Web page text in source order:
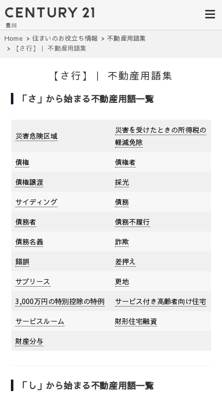
豊田市の中古
住宅・土地・
リノベ物件探
リー21豊川
建て・土地探しはセンチュリー21豊
川へ。豊田市内の最新物件情報を随
時更新中！駅近、建築条件無し、ペ
ット可、学区別など、お客様のこだ
わり条件に合わせて理想の物件を簡
Home 住まいのお役立ち情報
不動産用語集
【さ行】｜ 不動産用語集
【さ行】｜ 不動産用語集
「さ」から始まる不動産用語一覧
災害危険区域
災害を受けたときの所得税の
軽減免除
債権
債権者
債権譲渡
採光
サイディング
債務
債務者
債務不履行
債務名義
詐欺
錯誤
差押え
サブリース
更地
3,000万円の特別控除の特例
サービス付き高齢者向け住宅
サービスルーム
財形住宅融資
財産分与
「し」から始まる不動産用語一覧